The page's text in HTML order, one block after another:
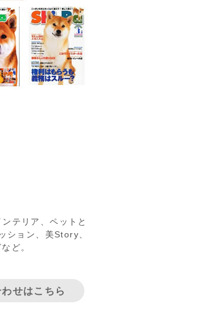
テリア、ペットと
ョン、美Story、
ど。
せはこちら